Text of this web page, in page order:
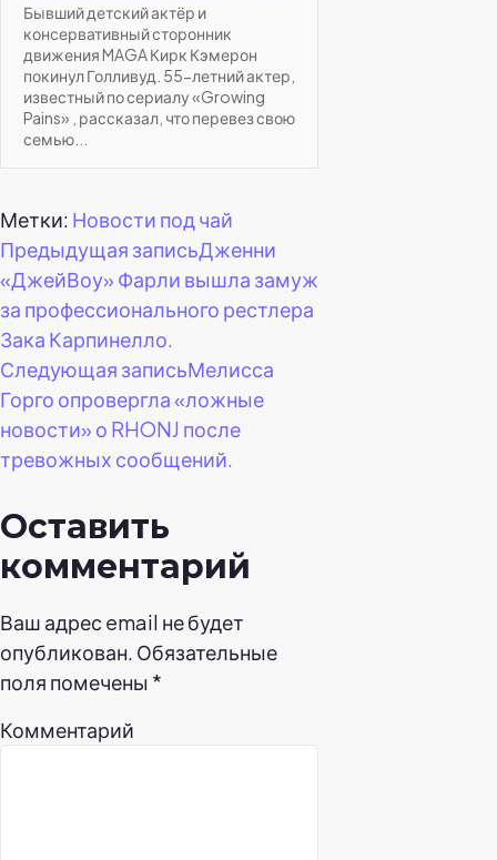
Бывший детский актёр и
консервативный сторонник
движения MAGA Кирк Кэмерон
покинул Голливуд. 55-летний актер,
известный по сериалу «Growing
Pains» , рассказал, что перевез свою
семью...
Метки: Новости под чай
Навигация
по
записям
Предыдущая записьДженни
«ДжейВоу» Фарли вышла замуж
за профессионального рестлера
Зака Карпинелло.
Следующая записьМелисса
Горго опровергла «ложные
новости» о RHONJ после
тревожных сообщений.
Оставить
комментарий
Ваш адрес email не будет
опубликован. Обязательные
поля помечены *
Комментарий